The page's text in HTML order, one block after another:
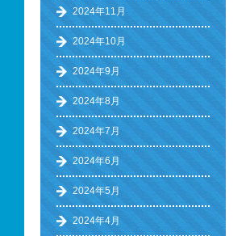
2024年11月
2024年10月
2024年9月
2024年8月
2024年7月
2024年6月
2024年5月
2024年4月